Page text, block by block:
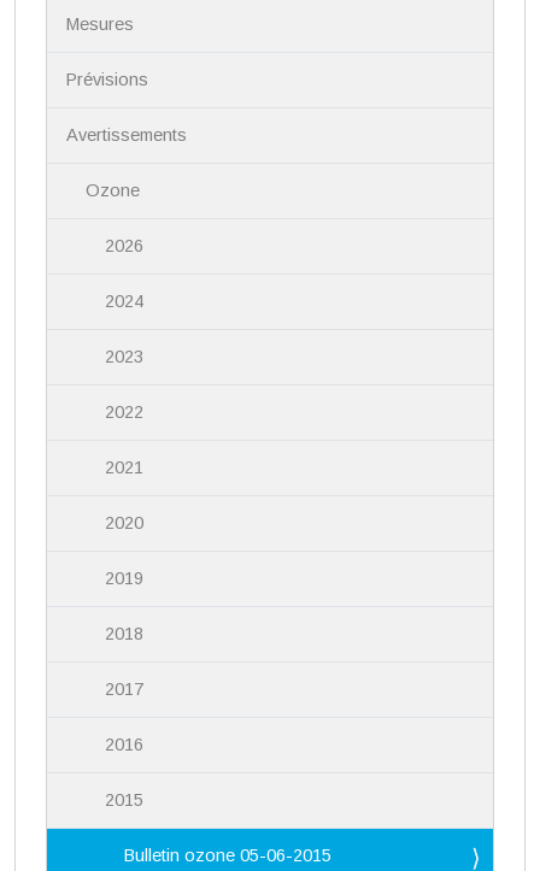
Mesures
Prévisions
Avertissements
Ozone
2026
2024
2023
2022
2021
2020
2019
2018
2017
2016
2015
Bulletin ozone 05-06-2015